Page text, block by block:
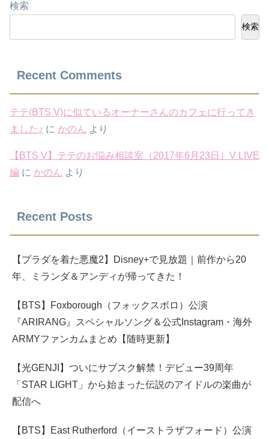
検索
検索
Recent Comments
テテ(BTS V)に似ているオーナーさんのカフェに行ってき
ました♪ に かのん より
【BTS V】テテのお悩み相談室（2017年6月23日）V LIVE
編 に かのん より
Recent Posts
【プラダを着た悪魔2】Disney+で見放題｜前作から20
年、ミランダ＆アンディが帰ってきた！
【BTS】Foxborough（フォックスボロ）公演
『ARIRANG』スペシャルソング＆公式Instagram・海外
ARMYファンカムまとめ【随時更新】
【光GENJI】ついにサブスク解禁！デビュー39周年
「STAR LIGHT」から始まった伝説のアイドルの楽曲が
配信へ
【BTS】East Rutherford（イーストラザフォード）公演